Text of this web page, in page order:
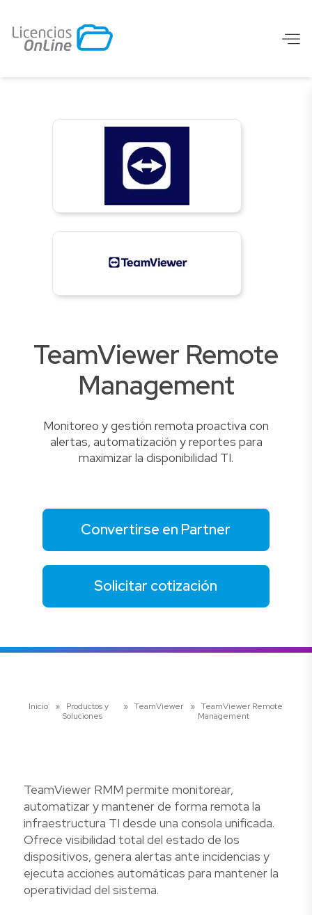
TeamViewer Remote
Management
Monitoreo y gestión remota proactiva con
alertas, automatización y reportes para
maximizar la disponibilidad TI.
Convertirse en Partner
Solicitar cotización
Inicio »
Productos y
Soluciones
» TeamViewer » TeamViewer Remote
Management
TeamViewer RMM permite monitorear,
automatizar y mantener de forma remota la
infraestructura TI desde una consola unificada.
Ofrece visibilidad total del estado de los
dispositivos, genera alertas ante incidencias y
ejecuta acciones automáticas para mantener la
operatividad del sistema.